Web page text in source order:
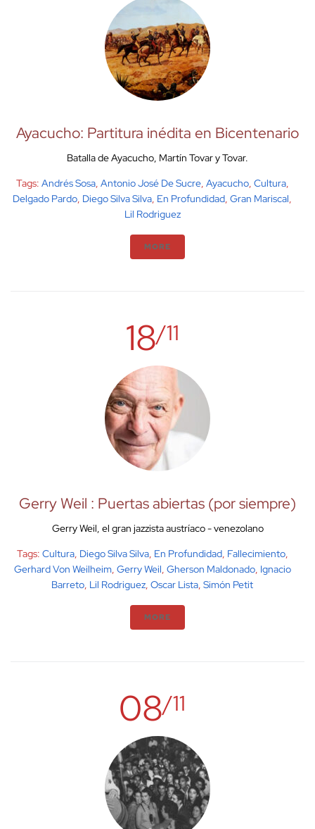
Ayacucho: Partitura inédita en Bicentenario
Batalla de Ayacucho, Martín Tovar y Tovar.
Tags: Andrés Sosa, Antonio José De Sucre, Ayacucho, Cultura,
Delgado Pardo, Diego Silva Silva, En Profundidad, Gran Mariscal,
Lil Rodriguez
MORE
18/11
Gerry Weil : Puertas abiertas (por siempre)
Gerry Weil, el gran jazzista austríaco - venezolano
Tags: Cultura, Diego Silva Silva, En Profundidad, Fallecimiento,
Gerhard Von Weilheim, Gerry Weil, Gherson Maldonado, Ignacio
Barreto, Lil Rodriguez, Oscar Lista, Simón Petit
MORE
08/11